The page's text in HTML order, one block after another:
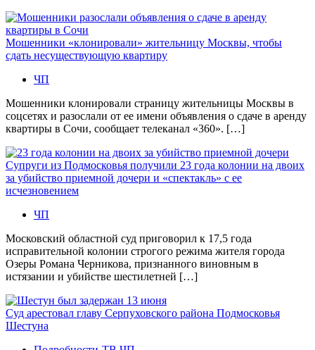
Мошенники «клонировали» жительницу Москвы, чтобы
сдать несуществующую квартиру
ЧП
Мошенники клонировали страницу жительницы Москвы в
соцсетях и разослали от ее имени объявления о сдаче в аренду
квартиры в Сочи, сообщает телеканал «360». […]
Супруги из Подмосковья получили 23 года колонии на двоих
за убийство приемной дочери и «спектакль» с ее
исчезновением
ЧП
Московский областной суд приговорил к 17,5 года
исправительной колонии строгого режима жителя города
Озеры Романа Черникова, признанного виновным в
истязании и убийстве шестилетней […]
Суд арестовал главу Серпуховского района Подмосковья
Шестуна